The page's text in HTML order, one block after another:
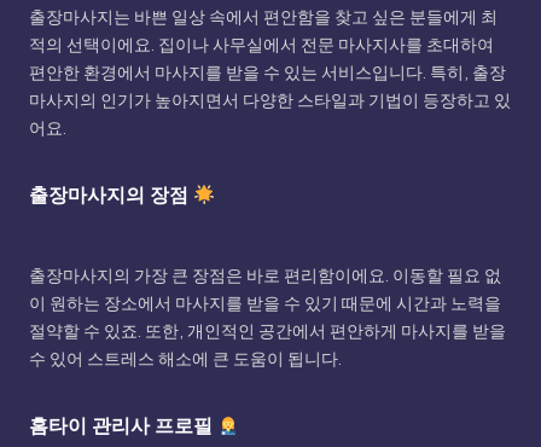
출장마사지는 바쁜 일상 속에서 편안함을 찾고 싶은 분들에게 최
적의 선택이에요. 집이나 사무실에서 전문 마사지사를 초대하여
편안한 환경에서 마사지를 받을 수 있는 서비스입니다. 특히, 출장
마사지의 인기가 높아지면서 다양한 스타일과 기법이 등장하고 있
어요.
출장마사지의 장점
출장마사지의 가장 큰 장점은 바로 편리함이에요. 이동할 필요 없
이 원하는 장소에서 마사지를 받을 수 있기 때문에 시간과 노력을
절약할 수 있죠. 또한, 개인적인 공간에서 편안하게 마사지를 받을
수 있어 스트레스 해소에 큰 도움이 됩니다.
홈타이 관리사 프로필